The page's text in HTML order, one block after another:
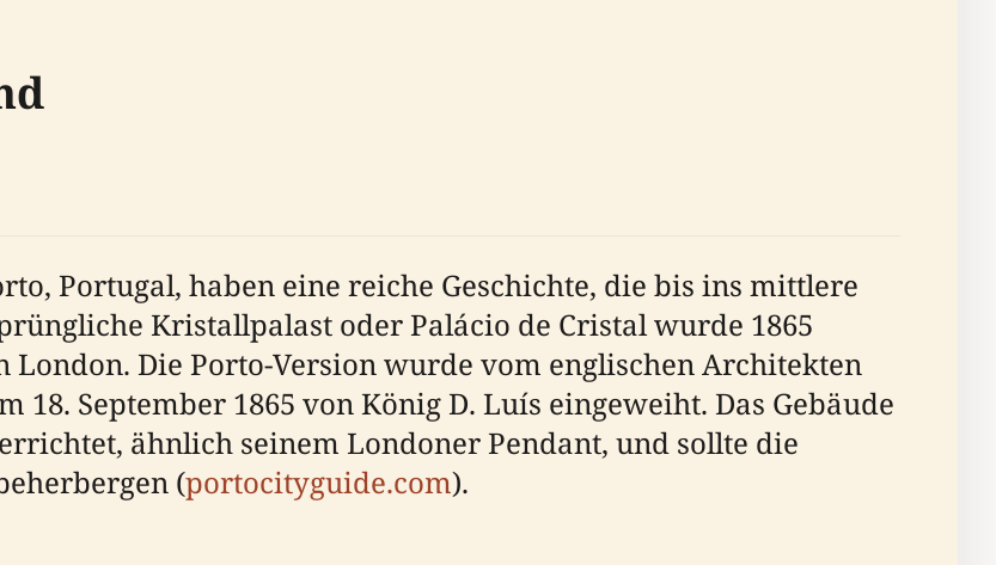
Portugal, haben eine reiche Geschichte, die bis ins mittlere
Kristallpalast oder Palácio de Cristal wurde 1865
Die Porto-Version wurde vom englischen Architekten
18. September 1865 von König D. Luís eingeweiht. Das Gebäude
ähnlich seinem Londoner Pendant, und sollte die
(portocityguide.com).